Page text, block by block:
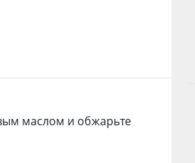
маслом и обжарьте